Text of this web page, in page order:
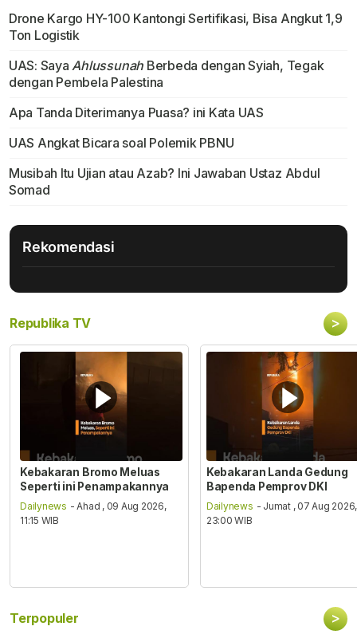
Drone Kargo HY-100 Kantongi Sertifikasi, Bisa Angkut 1,9
Ton Logistik
UAS: Saya Ahlussunah Berbeda dengan Syiah, Tegak
dengan Pembela Palestina
Apa Tanda Diterimanya Puasa? ini Kata UAS
UAS Angkat Bicara soal Polemik PBNU
Musibah Itu Ujian atau Azab? Ini Jawaban Ustaz Abdul
Somad
Rekomendasi
Republika TV >
Kebakaran Bromo Meluas
Seperti ini Penampakannya
Dailynews - Ahad , 09 Aug 2026,
11:15 WIB
Kebakaran Landa Gedung
Bapenda Pemprov DKI
Dailynews - Jumat , 07 Aug 2026,
23:00 WIB
Terpopuler >